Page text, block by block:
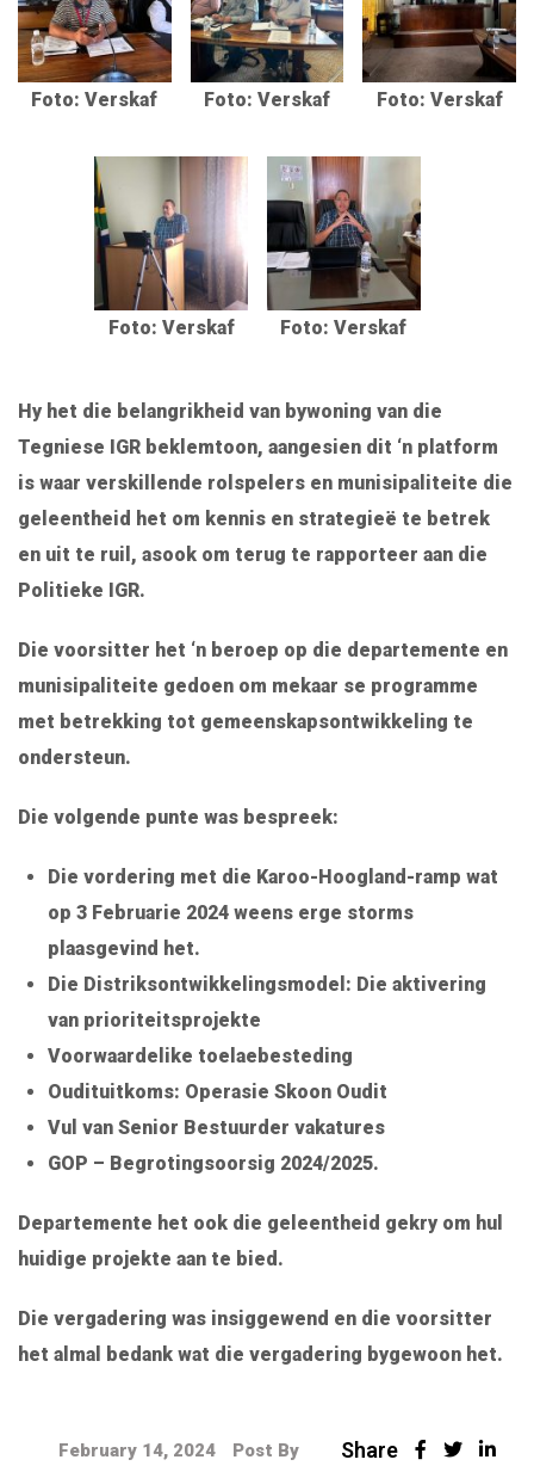
Foto: Verskaf Foto: Verskaf Foto: Verskaf
Foto: Verskaf Foto: Verskaf
Hy het die belangrikheid van bywoning van die
Tegniese IGR beklemtoon, aangesien dit ‘n platform
is waar verskillende rolspelers en munisipaliteite die
geleentheid het om kennis en strategieë te betrek
en uit te ruil, asook om terug te rapporteer aan die
Politieke IGR.
Die voorsitter het ‘n beroep op die departemente en
munisipaliteite gedoen om mekaar se programme
met betrekking tot gemeenskapsontwikkeling te
ondersteun.
Die volgende punte was bespreek:
Die vordering met die Karoo-Hoogland-ramp wat
op 3 Februarie 2024 weens erge storms
plaasgevind het.
Die Distriksontwikkelingsmodel: Die aktivering
van prioriteitsprojekte
Voorwaardelike toelaebesteding
Oudituitkoms: Operasie Skoon Oudit
Vul van Senior Bestuurder vakatures
GOP – Begrotingsoorsig 2024/2025.
Departemente het ook die geleentheid gekry om hul
huidige projekte aan te bied.
Die vergadering was insiggewend en die voorsitter
het almal bedank wat die vergadering bygewoon het.
February 14, 2024
Post By
Share